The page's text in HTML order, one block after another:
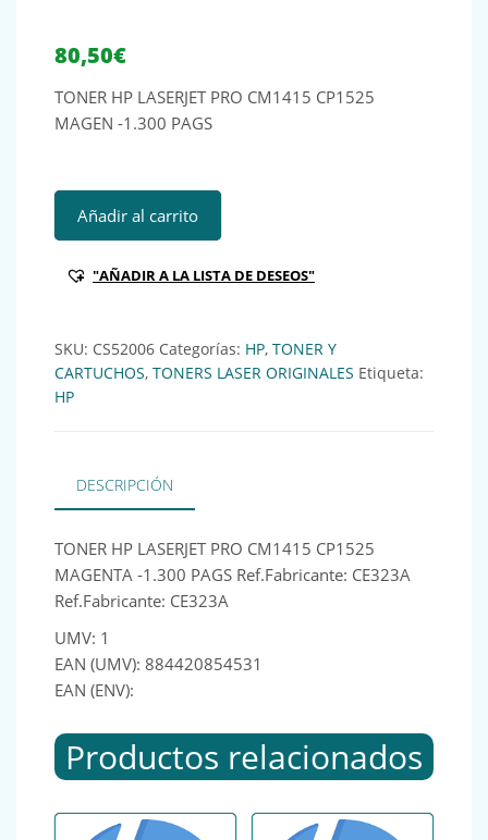
80,50€
TONER HP LASERJET PRO CM1415 CP1525
MAGEN -1.300 PAGS
TONER HP LASERJET PRO CM1415 CP1525 MAGEN -1.300
Añadir al carrito
"AÑADIR A LA LISTA DE DESEOS"
SKU: CS52006 Categorías: HP, TONER Y
CARTUCHOS, TONERS LASER ORIGINALES Etiqueta:
HP
DESCRIPCIÓN
TONER HP LASERJET PRO CM1415 CP1525
MAGENTA -1.300 PAGS Ref.Fabricante: CE323A
Ref.Fabricante: CE323A
UMV: 1
EAN (UMV): 884420854531
EAN (ENV):
Productos relacionados